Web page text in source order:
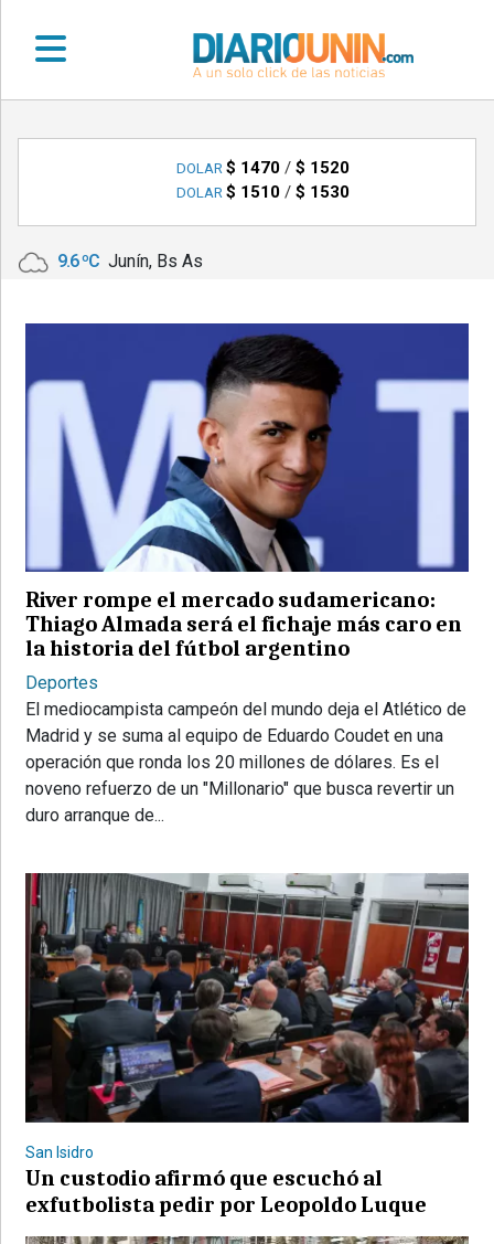
•
LOCALES
•
POLICIALES
PROVINCIALES
REGIONALES
ESPECTÁCULOS
INTERNACIONALES
• SUPLEMENTOS
• SERVICIOS
• RADIOS EN VIVO
DOLAR $ 1470/ $ 1520
DOLAR $ 1510/ $ 1530
9.6 ºC Junín, Bs As
River rompe el mercado sudamericano:
Thiago Almada será el fichaje más caro en
la historia del fútbol argentino
Deportes
El mediocampista campeón del mundo deja el Atlético de
Madrid y se suma al equipo de Eduardo Coudet en una
operación que ronda los 20 millones de dólares. Es el
noveno refuerzo de un "Millonario" que busca revertir un
duro arranque de...
San Isidro
Un custodio afirmó que escuchó al
exfutbolista pedir por Leopoldo Luque